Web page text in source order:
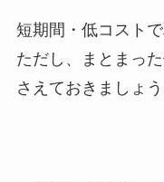
短期間・低コスト
ただし、まとまっ
さえておきましょう